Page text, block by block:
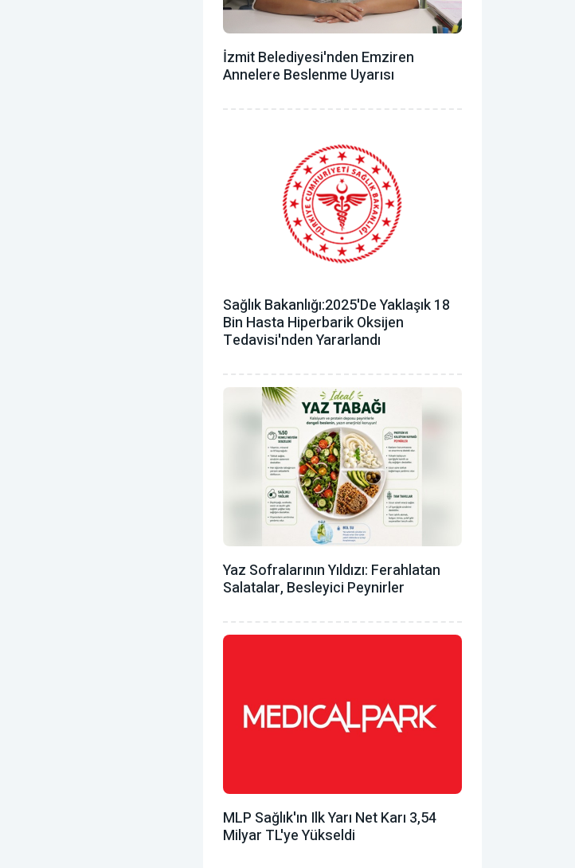
İzmit Belediyesi'nden Emziren
Annelere Beslenme Uyarısı
Sağlık Bakanlığı:2025'de Yaklaşık 18
Bin Hasta Hiperbarik Oksijen
Tedavisi'nden Yararlandı
Yaz Sofralarının Yıldızı: Ferahlatan
Salatalar, Besleyici Peynirler
MLP Sağlık'ın Ilk Yarı Net Karı 3,54
Milyar TL'ye Yükseldi